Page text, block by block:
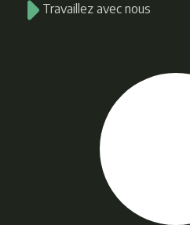
Travaillez avec nous